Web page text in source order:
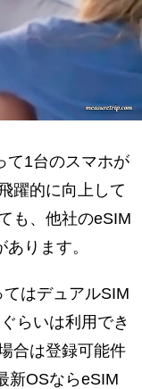
て1台のスマホが
躍的に向上して
も、他社のeSIM
ります。
はデュアルSIM
らいは利用でき
合は登録可能件
新OSならeSIM